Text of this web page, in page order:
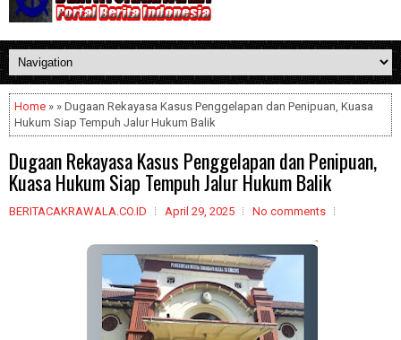
Home » » Dugaan Rekayasa Kasus Penggelapan dan Penipuan, Kuasa
Hukum Siap Tempuh Jalur Hukum Balik
Dugaan Rekayasa Kasus Penggelapan dan Penipuan,
Kuasa Hukum Siap Tempuh Jalur Hukum Balik
BERITACAKRAWALA.CO.ID April 29, 2025 No comments